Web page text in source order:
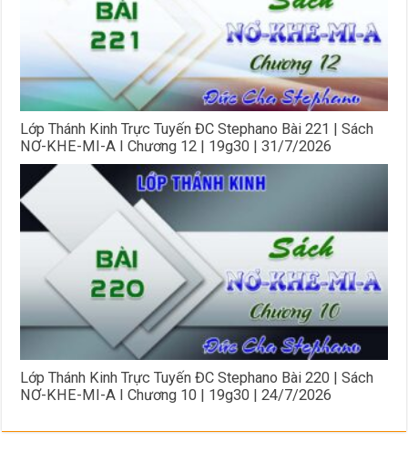
Lớp Thánh Kinh Trực Tuyến ĐC Stephano Bài 221 | Sách
NƠ-KHE-MI-A I Chương 12 | 19g30 | 31/7/2026
Lớp Thánh Kinh Trực Tuyến ĐC Stephano Bài 220 | Sách
NƠ-KHE-MI-A I Chương 10 | 19g30 | 24/7/2026